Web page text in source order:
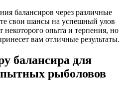
балансиров через различные
свои шансы на успешный улов
некоторого опыта и терпения, но
вам отличные результаты.
балансира для
рыболовов